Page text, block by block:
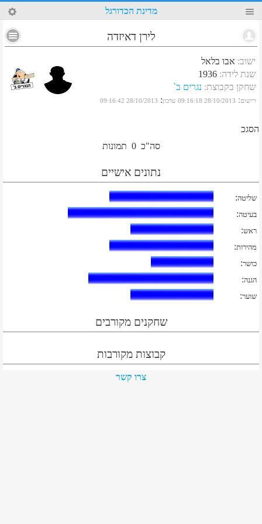
16 מדינת הכדורגל
לירן דאיזדה
ישוב: אבו בלאל
שנת לידה:
1936
שחקן בקבוצת: נגרים ב`
רישום:
28/10/2013 09:16:18 עדכון:
28/10/2013 09:16:42
הסגכ
סה"כ 0 תמונות
נתונים אישיים
שליטה:
בעיטה:
ראש:
מהירות:
כושר:
הגנה:
שוער:
שחקנים מקורבים
קבוצות מקורבות
צרו קשר